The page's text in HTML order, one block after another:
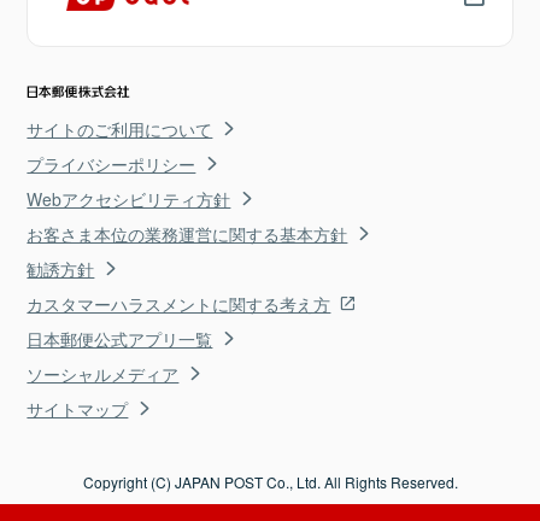
サイトのご利用について
プライバシーポリシー
Webアクセシビリティ方針
お客さま本位の業務運営に関する基本方針
勧誘方針
カスタマーハラスメントに関する考え方
日本郵便公式アプリ一覧
ソーシャルメディア
サイトマップ
Copyright (C) JAPAN POST Co., Ltd. All Rights Reserved.